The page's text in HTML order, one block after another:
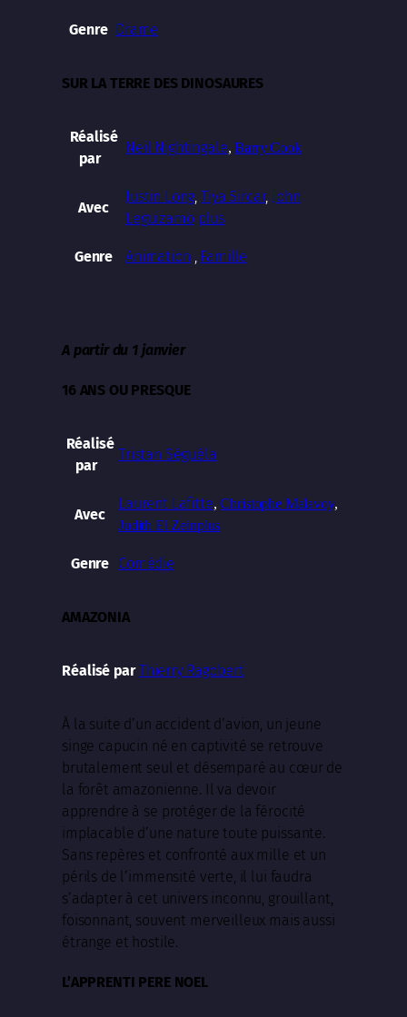
Genre Drame
SUR LA TERRE DES DINOSAURES
Réalisé
par
Neil Nightingale,Barry Cook
Avec
Justin Long ,Tiya Sircar, John
Leguizamo plus
Genre Animation Famille
A partir du 1 janvier
16 ANS OU PRESQUE
Réalisé
par
Tristan Séguéla
Avec
Laurent Lafitte,Christophe Malavoy,
Judith El Zeinplus
Genre Comédie
AMAZONIA
Réalisé par Thierry Ragobert
À la suite d’un accident d’avion, un jeune
singe capucin né en captivité se retrouve
brutalement seul et désemparé au cœur de
la forêt amazonienne. Il va devoir
apprendre à se protéger de la férocité
implacable d’une nature toute puissante.
Sans repères et confronté aux mille et un
périls de l’immensité verte, il lui faudra
s’adapter à cet univers inconnu, grouillant,
foisonnant, souvent merveilleux mais aussi
étrange et hostile.
L’APPRENTI PERE NOEL